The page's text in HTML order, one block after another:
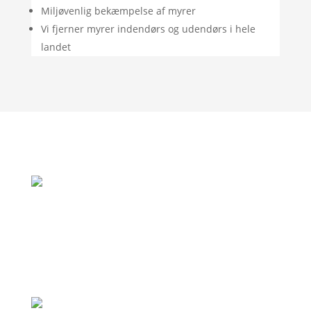
Miljøvenlig bekæmpelse af myrer
Vi fjerner myrer indendørs og udendørs i hele
landet